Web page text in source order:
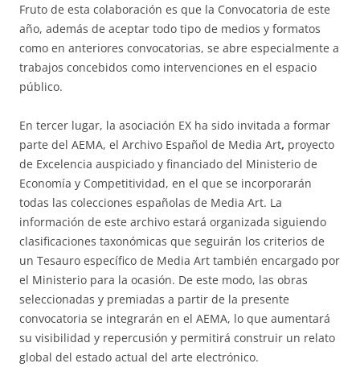
Fruto de esta colaboración es que la Convocatoria de este
año, además de aceptar todo tipo de medios y formatos
como en anteriores convocatorias, se abre especialmente a
trabajos concebidos como intervenciones en el espacio
público.
En tercer lugar, la asociación EX ha sido invitada a formar
parte del AEMA, el Archivo Español de Media Art, proyecto
de Excelencia auspiciado y financiado del Ministerio de
Economía y Competitividad, en el que se incorporarán
todas las colecciones españolas de Media Art. La
información de este archivo estará organizada siguiendo
clasificaciones taxonómicas que seguirán los criterios de
un Tesauro específico de Media Art también encargado por
el Ministerio para la ocasión. De este modo, las obras
seleccionadas y premiadas a partir de la presente
convocatoria se integrarán en el AEMA, lo que aumentará
su visibilidad y repercusión y permitirá construir un relato
global del estado actual del arte electrónico.